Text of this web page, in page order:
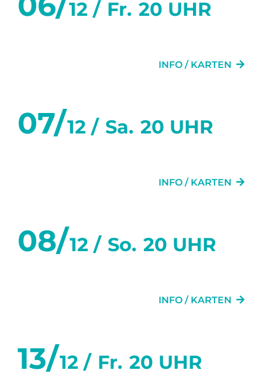
IMPRESSUM
12 / Fr. 20 UHR
INFO / KARTEN
07/12 / Sa. 20 UHR
INFO / KARTEN
08/12 / So. 20 UHR
INFO / KARTEN
13/12 / Fr. 20 UHR